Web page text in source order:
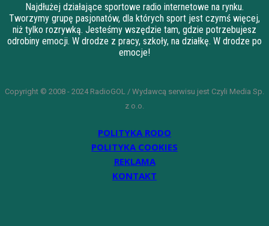
Najdłużej działające sportowe radio internetowe na rynku.
Tworzymy grupę pasjonatów, dla których sport jest czymś więcej,
niż tylko rozrywką. Jesteśmy wszędzie tam, gdzie potrzebujesz
odrobiny emocji. W drodze z pracy, szkoły, na działkę. W drodze po
emocje!
Copyright © 2008 - 2024 RadioGOL / Wydawcą serwisu jest Czyli Media Sp.
z o.o.
POLITYKA RODO
POLITYKA COOKIES
REKLAMA
KONTAKT